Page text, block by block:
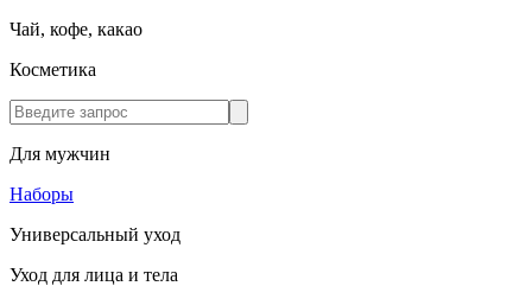
Чай, кофе, какао
Косметика
Для мужчин
Наборы
Универсальный уход
Уход для лица и тела